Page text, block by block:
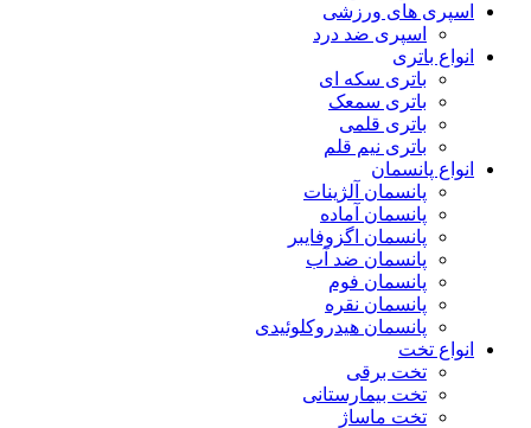
اسپری های ورزشی
اسپری ضد درد
انواع باتری
باتری سکه ای
باتری سمعک
باتری قلمی
باتری نیم قلم
انواع پانسمان
پانسمان آلژینات
پانسمان آماده
پانسمان اگزوفایبر
پانسمان ضد آب
پانسمان فوم
پانسمان نقره
پانسمان هیدروکلوئیدی
انواع تخت
تخت برقی
تخت بیمارستانی
تخت ماساژ